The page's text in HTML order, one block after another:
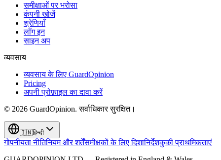
समीक्षाओं पर भरोसा
कंपनी खोजें
श्रेणियाँ
लॉग इन
साइन अप
व्यवसाय
व्यवसाय के लिए GuardOpinion
Pricing
अपनी प्रोफ़ाइल का दावा करें
© 2026 GuardOpinion.सर्वाधिकार सुरक्षित।
🇮🇳हिन्दी
गोपनीयता नीतिनियम और शर्तेंसमीक्षकों के लिए दिशानिर्देशकुकी प्राथमिकताएं